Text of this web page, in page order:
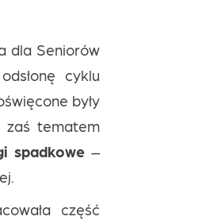
dla Seniorów
cyklu
były
zaś tematem
spadkowe–
część